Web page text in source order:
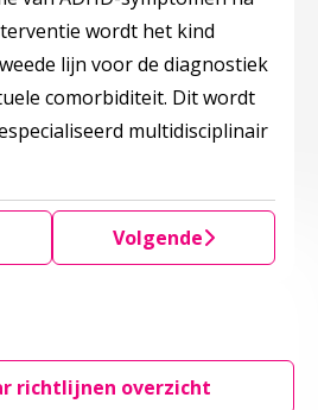
wordt het kind
lijn voor de diagnostiek
comorbiditeit. Dit wordt
multidisciplinair
Volgende
richtlijnen overzicht